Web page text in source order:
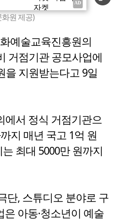
원 제공)
예술교육진흥원의
거점기관 공모사업에
을 지원받는다고 9일
에서 정식 거점기관으
지 매년 국고 1억 원
최대 5000만 원까지
단, 스튜디오 분야로 구
아동·청소년이 예술